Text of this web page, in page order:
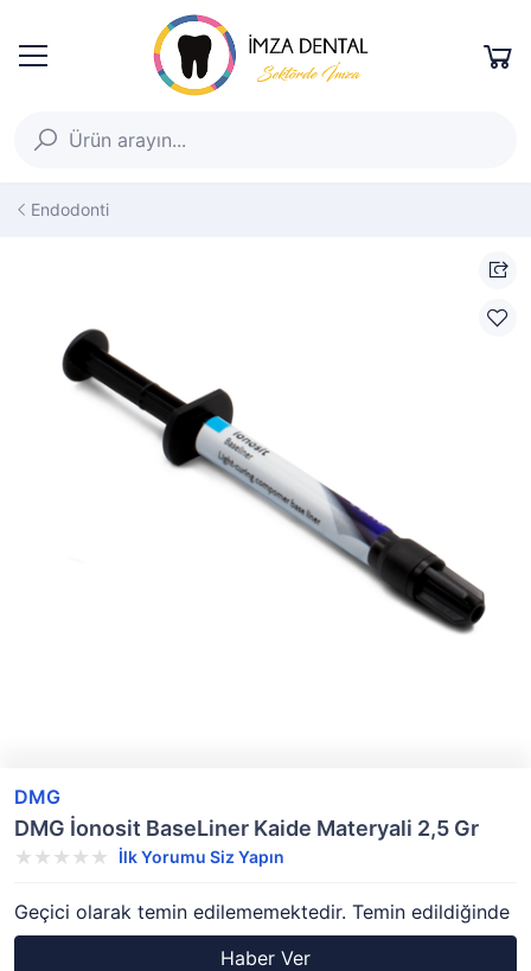
Endodonti
DMG
DMG İonosit BaseLiner Kaide Materyali 2,5 Gr
İlk Yorumu Siz Yapın
Geçici olarak temin edilememektedir. Temin edildiğinde
Haber Ver